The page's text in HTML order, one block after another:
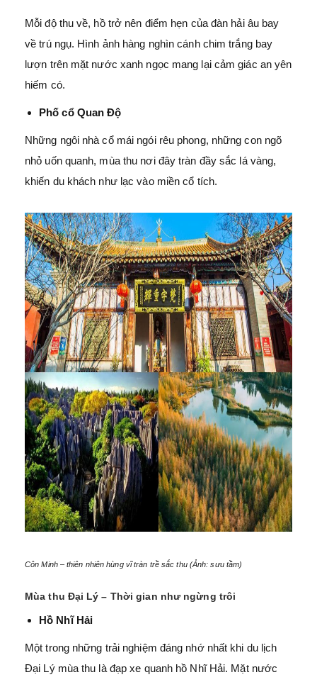
Mỗi độ thu về, hồ trở nên điểm hẹn của đàn hải âu bay
về trú ngụ. Hình ảnh hàng nghìn cánh chim trắng bay
lượn trên mặt nước xanh ngọc mang lại cảm giác an yên
hiếm có.
Phố cổ Quan Độ
Những ngôi nhà cổ mái ngói rêu phong, những con ngõ
nhỏ uốn quanh, mùa thu nơi đây tràn đầy sắc lá vàng,
khiến du khách như lạc vào miền cổ tích.
Côn Minh – thiên nhiên hùng vĩ tràn trề sắc thu (Ảnh: sưu tầm)
Mùa thu Đại Lý – Thời gian như ngừng trôi
Hồ Nhĩ Hải
Một trong những trải nghiệm đáng nhớ nhất khi du lịch
Đại Lý mùa thu là đạp xe quanh hồ Nhĩ Hải. Mặt nước